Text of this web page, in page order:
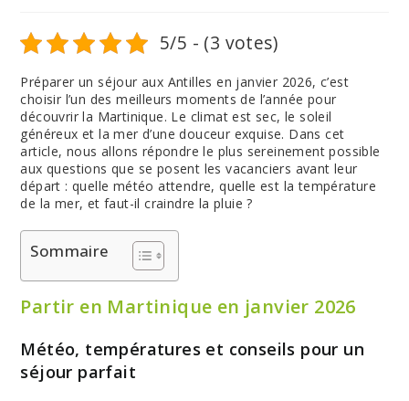
5/5 - (3 votes)
Préparer un séjour aux Antilles en janvier 2026, c’est
choisir l’un des meilleurs moments de l’année pour
découvrir la Martinique. Le climat est sec, le soleil
généreux et la mer d’une douceur exquise. Dans cet
article, nous allons répondre le plus sereinement possible
aux questions que se posent les vacanciers avant leur
départ : quelle météo attendre, quelle est la température
de la mer, et faut-il craindre la pluie ?
Sommaire
Partir en Martinique en janvier 2026
Météo, températures et conseils pour un
séjour parfait